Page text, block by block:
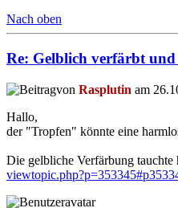
Nach oben
Re: Gelblich verfärbt
von Rasplutin am
Hallo,
der "Tropfen" könnte eine
Die gelbliche Verfärbung tauchte